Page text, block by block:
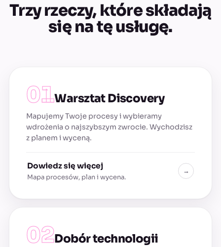
Trzy rzeczy, które składają
się na tę usługę.
Warsztat Discovery
Mapujemy Twoje procesy i wybieramy
wdrożenia o najszybszym zwrocie. Wychodzisz
z planem i wyceną.
Dowiedz się więcej
Mapa procesów, plan i wycena.
→
Dobór technologii